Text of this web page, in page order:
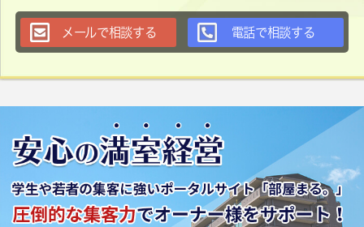
メールで相談する 電話で相談する